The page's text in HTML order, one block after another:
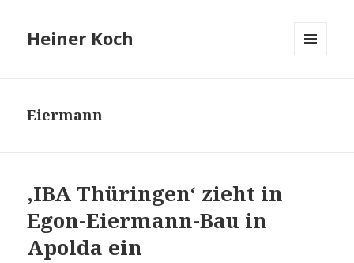
Heiner Koch
Eiermann
,IBA Thüringen‘ zieht in
Egon-Eiermann-Bau in
Apolda ein